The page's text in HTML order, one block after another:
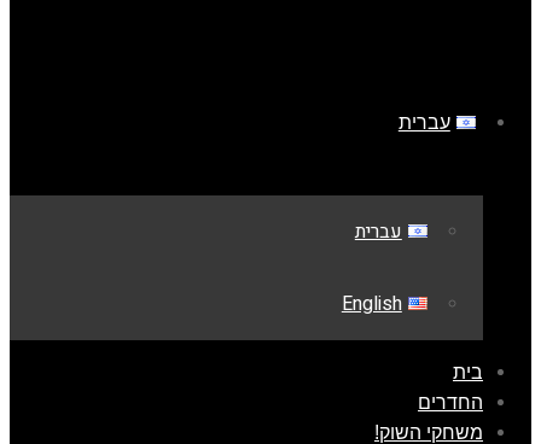
עברית
עברית
English
בית
החדרים
משחקי השוק!